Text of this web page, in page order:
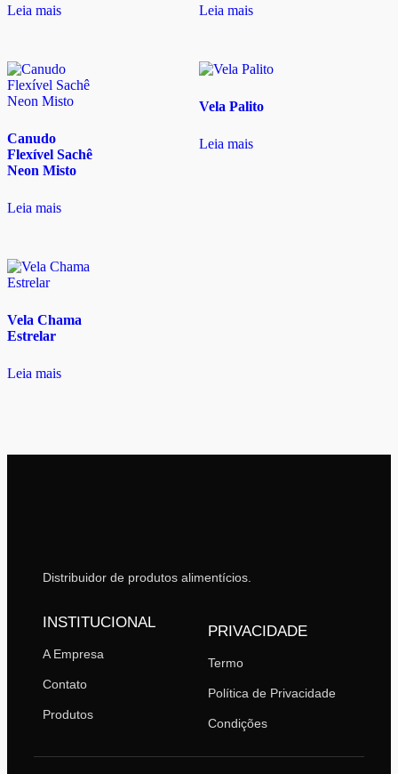
Leia mais Leia mais
Canudo
Flexível Sachê
Neon Misto
Leia mais
Vela Palito
Leia mais
Vela Chama
Estrelar
Leia mais
Distribuidor de produtos alimentícios.
INSTITUCIONAL
A Empresa
Contato
Produtos
PRIVACIDADE
Termo
Política de Privacidade
Condições